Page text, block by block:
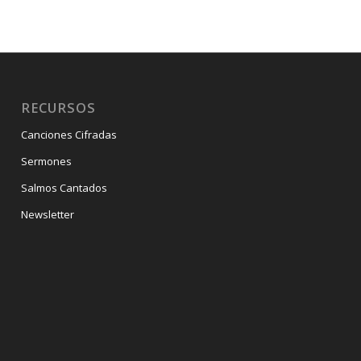
RECURSOS
Canciones Cifradas
Sermones
Salmos Cantados
Newsletter